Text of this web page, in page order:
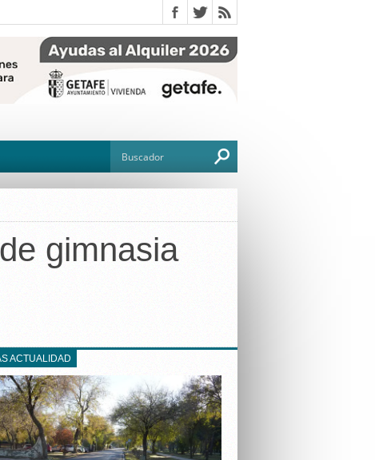
gimnasia
ACTUALIDAD